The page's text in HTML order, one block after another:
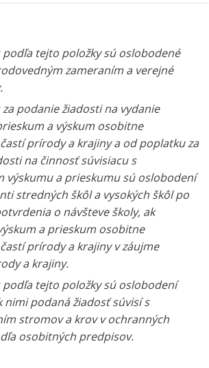
tejto položky sú oslobodené
zameraním a verejné
podanie žiadosti na vydanie
a výskum osobitne
prírody a krajiny a od poplatku za
na činnosť súvisiacu s
výskumu a prieskumu sú oslobodení
stredných škôl a vysokých škôl po
o návšteve školy, ak
a prieskum osobitne
prírody a krajiny v záujme
a krajiny.
podľa tejto položky sú oslobodení
nimi podaná žiadosť súvisí s
stromov a krov v ochranných
osobitných predpisov.